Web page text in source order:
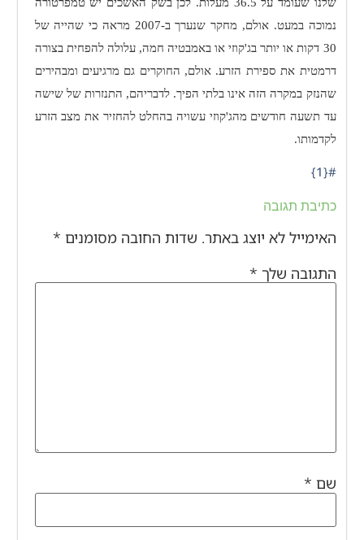
נמוכה במעט. אולם, מחקר שנערך ב-2007 מראה כי שהייה של
30 דקות או יותר בג'קוזי או באמבטיה חמה, עלולה להפחית בצורה
דרמטית את ספירת הזרע. אולם, החוקרים גם מרגיעים ומבהירים
שהנזק במקרה הזה אינו בלתי הפיך. לדבריהם, התנזרות של שישה
עד תשעה חודשים מהג'קוזי עשויה בהחלט להחזיר את מצב הזרע
לקדמותו.
#{1}
כתיבת תגובה
האימייל לא יוצג באתר. שדות החובה מסומנים *
התגובה שלך *
שם *